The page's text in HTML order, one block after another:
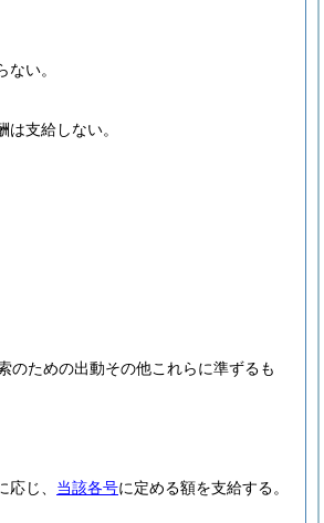
い。
支給しない。
のための出動その他これらに準ずるも
じ、 当該各号に定める額を支給する。